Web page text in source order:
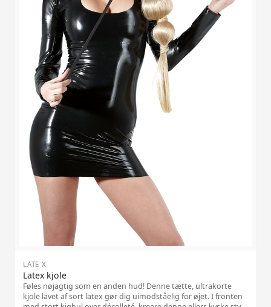
LATE X
Latex kjole
Føles nøjagtig som en anden hud! Denne tætte, ultrakorte
kjole lavet af sort latex gør dig uimodståelig for øjet. I fronten